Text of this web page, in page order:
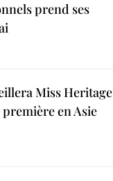
prend ses
Miss Heritage
en Asie